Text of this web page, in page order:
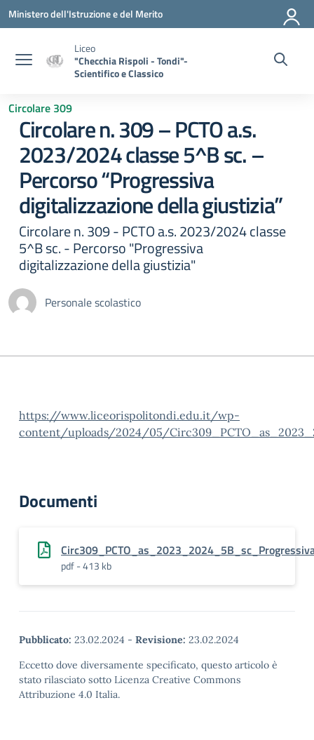
Vai ai contenuti
Vai al menu di navigazione
Vai al footer
Ministero dell'Istruzione e del Merito
Liceo
"Checchia Rispoli - Tondi"-
Scientifico e Classico
Circolare 309
Circolare n. 309 – PCTO a.s.
2023/2024 classe 5^B sc. –
Percorso “Progressiva
digitalizzazione della giustizia”
Circolare n. 309 - PCTO a.s. 2023/2024 classe
5^B sc. - Percorso "Progressiva
digitalizzazione della giustizia"
Personale scolastico
https://www.liceorispolitondi.edu.it/wp-
content/uploads/2024/05/
Documenti
pdf - 413 kb
Pubblicato: 23.02.2024 - Revisione: 23.02.2024
Eccetto dove diversamente specificato, questo articolo è
stato rilasciato sotto Licenza Creative Commons
Attribuzione 4.0 Italia.